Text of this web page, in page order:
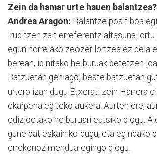
Zein da hamar urte hauen balantzea?
Andrea Aragon: Balantze positiboa
Iruditzen zait erreferentzialtasuna lortu
egun horrelako zeozer lortzea ez dela
berean, ipinitako helburuak betetzen
Batzuetan gehiago, beste batzuetan
urtero izan dugu Etxerati zein Harrera
ekarpena egiteko aukera. Aurten ere,
edizioetako helburuari eutsiko diogu.
gune bat eskainiko dugu, eta egindako
errekonozimendua egingo diogu.